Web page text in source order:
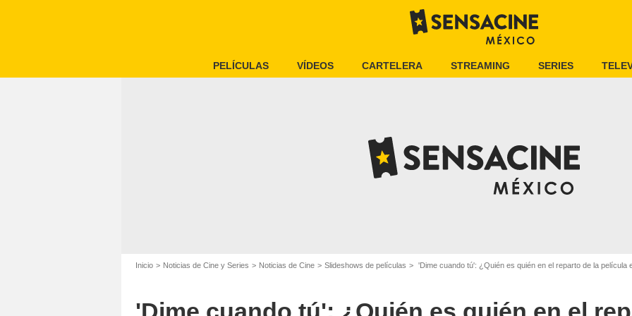
PELÍCULAS VÍDEOS CARTELERA STREAMING SERIES
Inicio Noticias de Cine y Series Noticias de Cine Slideshows de películas 'Dime cuando tú': ¿Quién es quién en el reparto de la película